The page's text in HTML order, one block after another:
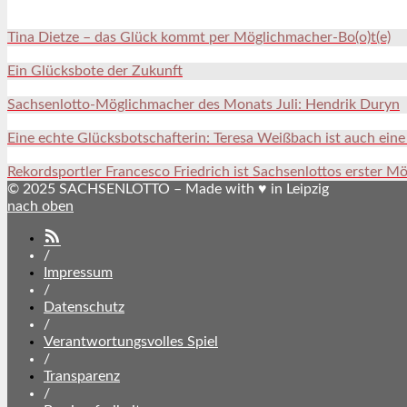
Tina Dietze – das Glück kommt per Möglichmacher-Bo(o)t(e)
Ein Glücksbote der Zukunft
Sachsenlotto-Möglichmacher des Monats Juli: Hendrik Duryn
Eine echte Glücksbotschafterin: Teresa Weißbach ist auch
Rekordsportler Francesco Friedrich ist Sachsenlottos erster
© 2025 SACHSENLOTTO – Made with ♥ in Leipzig
nach oben
/
Impressum
/
Datenschutz
/
Verantwortungsvolles Spiel
/
Transparenz
/